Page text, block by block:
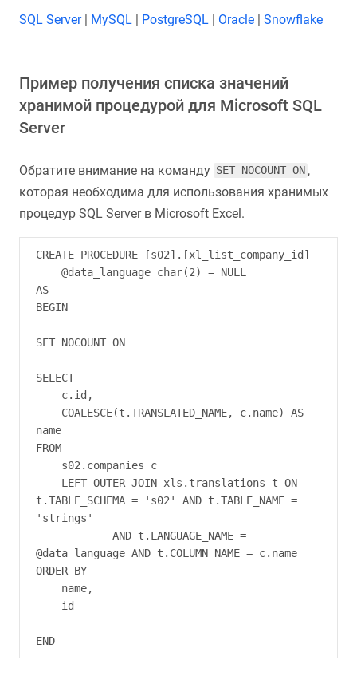
SQL Server| MySQL | PostgreSQL | Oracle | Snowflake
Пример получения списка значений
хранимой процедурой для Microsoft SQL
Server
Обратите внимание на команду SET NOCOUNT ON ,
которая необходима для использования хранимых
процедур SQL Server в Microsoft Excel.
CREATE PROCEDURE [s02].[xl_list_company_id]
AS
BEGIN
SET NOCOUNT ON
SELECT
name
FROM
t.TABLE_SCHEMA = 's02' AND t.TABLE_NAME =
'strings'
@data_language AND t.COLUMN_NAME = c.name
ORDER BY